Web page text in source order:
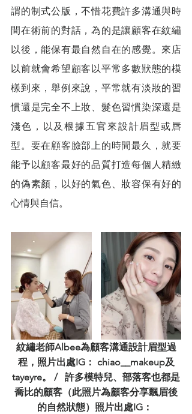
謂的制式公版，不惜花費許多溝通與時
間在術前的對話，為的是讓顧客在紋繡
以後，能保有最自然自在的感覺。來店
以前就會希望顧客以平常多數狀態的模
樣到來，舉例來說，平常就有淡妝的習
慣還是完全不上妝、髮色習慣染深還是
淺色，以及根據五官來設計眉型或唇
型。要在顧客臉部上的時間最久，就要
能予以顧客最好的品質打造每個人精緻
的偽素顏，以好的氣色、妝容保有好的
心情與自信。
紋繡老師Albee為顧客溝通設計眉型過
程，照片出處IG： chiao__makeup及
tayeyre。 /   許多模特兒、部落客也都是
喬比的顧客（此照片為顧客分享飄眉後
的自然狀態）照片出處IG：